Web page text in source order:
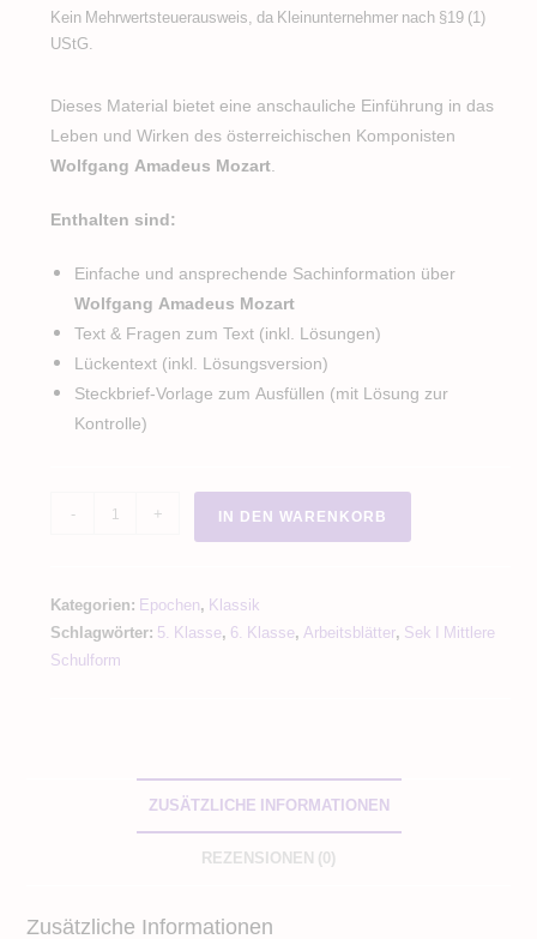
Kein Mehrwertsteuerausweis, da Kleinunternehmer nach §19 (1)
UStG.
Dieses Material bietet eine anschauliche Einführung in das
Leben und Wirken des österreichischen Komponisten
Wolfgang Amadeus Mozart.
Enthalten sind:
Einfache und ansprechende Sachinformation über
Wolfgang Amadeus Mozart
Text & Fragen zum Text (inkl. Lösungen)
Lückentext (inkl. Lösungsversion)
Steckbrief-Vorlage zum Ausfüllen (mit Lösung zur
Kontrolle)
Wolfgang
Lesetext
–
Komponist
- + IN DEN WARENKORB
Kategorien: Epochen, Klassik
Schlagwörter: 5. Klasse, 6. Klasse,Arbeitsblätter, Sek I Mittlere
Schulform
ZUSÄTZLICHE INFORMATIONEN
REZENSIONEN (0)
Zusätzliche Informationen